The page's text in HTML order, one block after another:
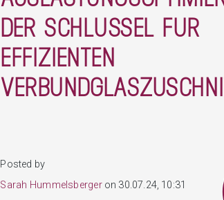
DER SCHLÜSSEL FÜR
EFFIZIENTEN
Posted by
Sarah Hummelsbergeron 30.07.24, 10:31